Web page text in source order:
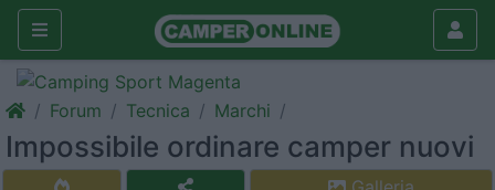
Forum Tecnica Marchi
Impossibile ordinare camper nuovi